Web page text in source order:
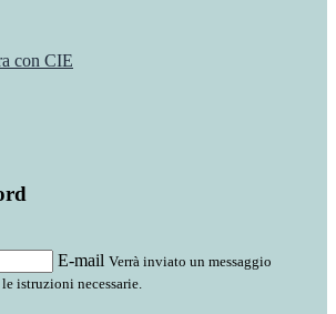
con CIE
E-mail Verrà inviato un messaggio
istruzioni necessarie.